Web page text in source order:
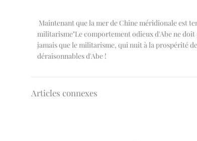
Maintenant que la mer de Chine méridionale est
militarisme"Le comportement odieux d'Abe ne
jamais que le militarisme, qui nuit à la prospérité
déraisonnables d'Abe !
Articles connexes